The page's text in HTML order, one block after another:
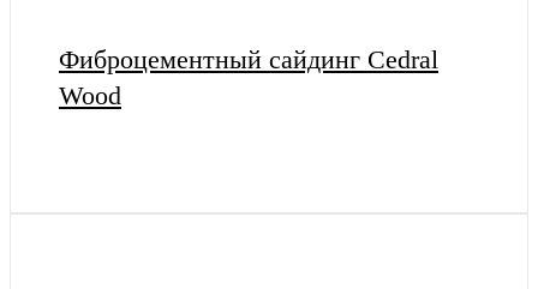
Фиброцементный сайдинг Cedral
Wood